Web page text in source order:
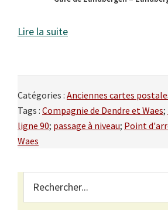
Lire la suite
Catégories : Anciennes cartes
Tags : Compagnie de Dendre et Waes;
ligne 90; passage à niveau; Point
Waes
Primary
Sidebar